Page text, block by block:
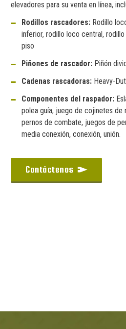
elevadores para su venta en línea,
Rodillos rascadores: Rodillo
inferior, rodillo loco central,
piso
Piñones de rascador: Piñón
Cadenas rascadoras: Heavy-
Componentes del raspador:
polea guía, juego de cojinetes de
pernos de combate, juegos de
media conexión, conexión, unión.
Contáctenos